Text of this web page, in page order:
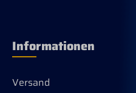
Informationen
Versand